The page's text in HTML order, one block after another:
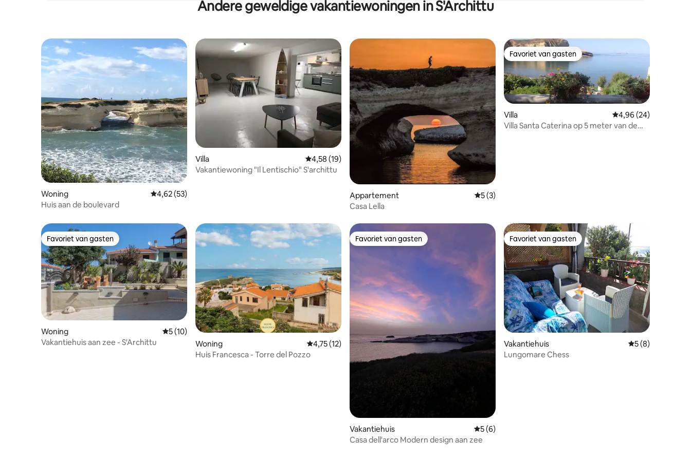
Andere geweldige vakantiewoningen in S'Archittu
Woning Gemiddelde beoordeling van 4,62 uit 5, 53 recensies
4,62 (53)
Huis aan de boulevard
Villa Gemiddelde beoordeling van 4,58 uit 5, 19 recensies
4,58 (19)
Vakantiewoning "Il Lentischio" S'archittu
Appartement Gemiddelde beoordeling van 5 uit 5, 3 recensies
5 (3)
Casa Lella
Favoriet van gasten
Favoriet van gasten
Villa Gemiddelde
4,96 (24)
Villa Santa Caterina op 5 meter van de
Favoriet van gasten
Favoriet van gasten
Woning Gemiddelde beoordeling van 5 uit 5, 10 recensies
5 (10)
Vakantiehuis aan zee - S'Archittu
Woning Gemiddelde beoordeling van 4,75 uit 5, 12 recensies
4,75 (12)
Huis Francesca - Torre del Pozzo
Favoriet van gasten
Favoriet van gasten
Vakantiehuis Gemiddelde beoordeling van 5 uit 5, 6 recensies
5 (6)
Casa dell'arco Modern design aan zee
Favoriet van gasten
Favoriet van gasten
Vakantiehuis Gemiddelde
5 (8)
Lungomare Chess